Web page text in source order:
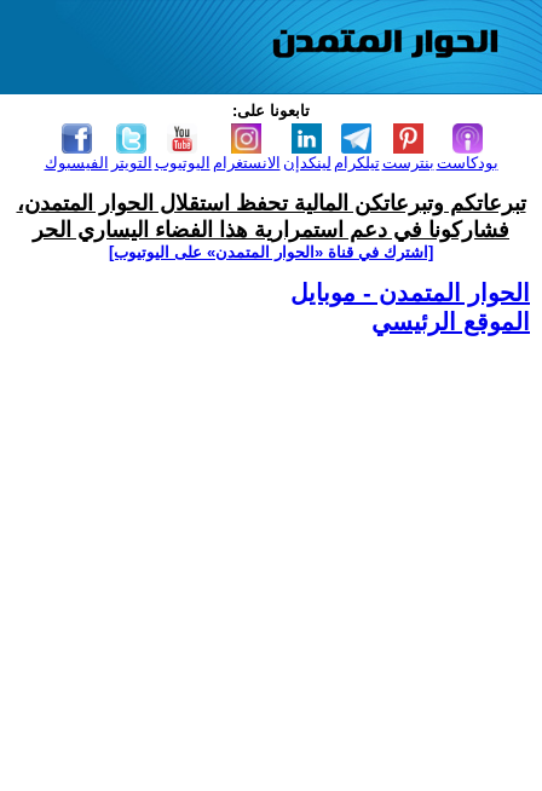
تابعونا على:
الفيسبوك التويتر اليوتيوب الانستغرام لينكدإن تيلكرامبنترست بودكاست
تبرعاتكم وتبرعاتكن المالية تحفظ استقلال الحوار المتمدن،
فشاركونا في دعم استمرارية هذا الفضاء اليساري الحر
[اشترك في قناة ‫«الحوار المتمدن» على اليوتيوب]
الحوار المتمدن - موبايل
الموقع الرئيسي